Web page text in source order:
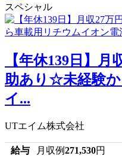
スペシャル
【年休139日】
助あり☆未経験
イ...
UTエイム株式会社
給与 月収例271,530円